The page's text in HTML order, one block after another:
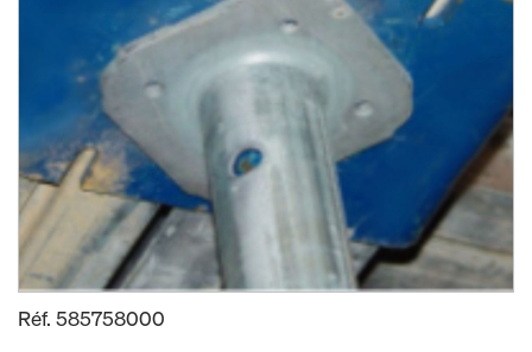
Réf. 585758000